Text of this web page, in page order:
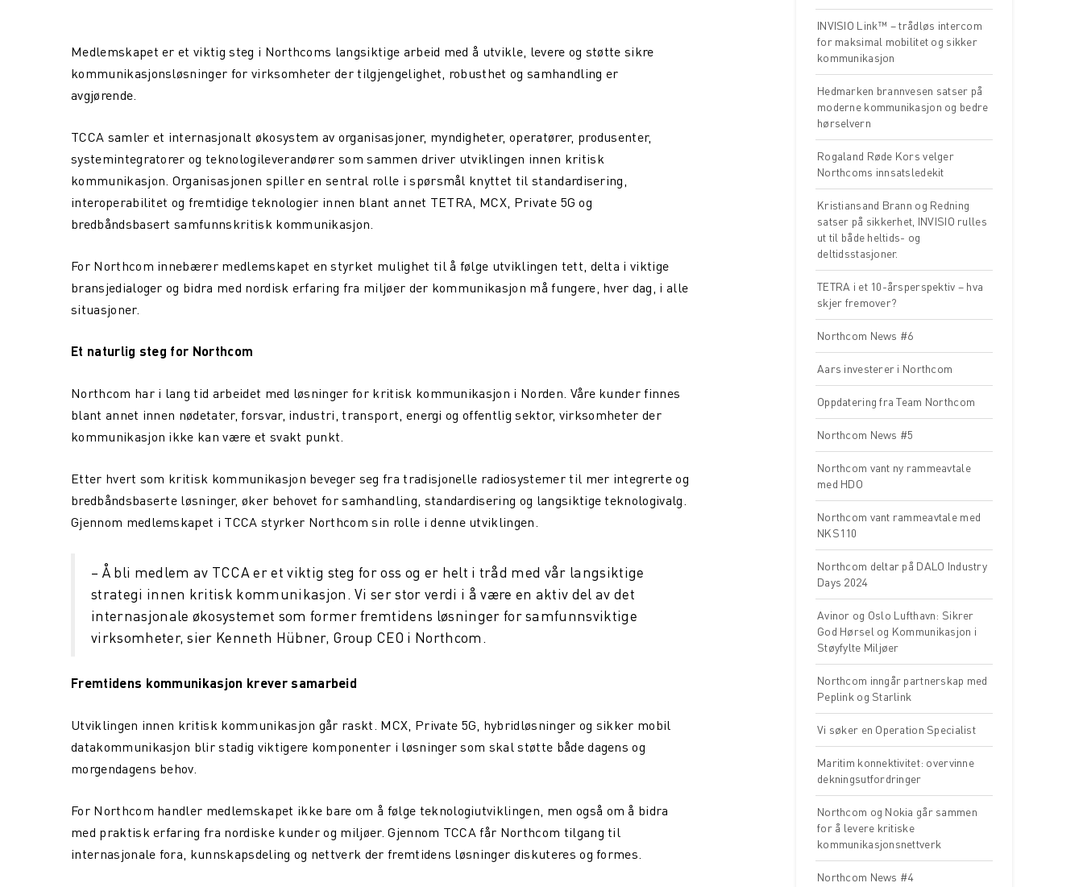
INVISIO Link™ – trådløs intercom
for maksimal mobilitet og sikker
kommunikasjon
Hedmarken brannvesen satser på
moderne kommunikasjon og bedre
hørselvern
Rogaland Røde Kors velger
Northcoms innsatsledekit
Kristiansand Brann og Redning
satser på sikkerhet, INVISIO rulles
ut til både heltids- og
deltidsstasjoner.
TETRA i et 10-årsperspektiv – hva
skjer fremover?
Northcom News #6
Aars investerer i Northcom
Oppdatering fra Team Northcom
Northcom News #5
Northcom vant ny rammeavtale
med HDO
Northcom vant rammeavtale med
NKS110
Northcom deltar på DALO Industry
Days 2024
Avinor og Oslo Lufthavn: Sikrer
God Hørsel og Kommunikasjon i
Støyfylte Miljøer
Northcom inngår partnerskap med
Peplink og Starlink
Vi søker en Operation Specialist
Maritim konnektivitet: overvinne
dekningsutfordringer
Northcom og Nokia går sammen
for å levere kritiske
kommunikasjonsnettverk
Northcom News #4
Medlemskapet er et viktig steg i Northcoms langsiktige arbeid med å utvikle, levere og støtte sikre
kommunikasjonsløsninger for virksomheter der tilgjengelighet, robusthet og samhandling er
avgjørende.
TCCA samler et internasjonalt økosystem av organisasjoner, myndigheter, operatører, produsenter,
systemintegratorer og teknologileverandører som sammen driver utviklingen innen kritisk
kommunikasjon. Organisasjonen spiller en sentral rolle i spørsmål knyttet til standardisering,
interoperabilitet og fremtidige teknologier innen blant annet TETRA, MCX, Private 5G og
bredbåndsbasert samfunnskritisk kommunikasjon.
For Northcom innebærer medlemskapet en styrket mulighet til å følge utviklingen tett, delta i viktige
bransjedialoger og bidra med nordisk erfaring fra miljøer der kommunikasjon må fungere, hver dag, i alle
situasjoner.
Et naturlig steg for Northcom
Northcom har i lang tid arbeidet med løsninger for kritisk kommunikasjon i Norden. Våre kunder finnes
blant annet innen nødetater, forsvar, industri, transport, energi og offentlig sektor, virksomheter der
kommunikasjon ikke kan være et svakt punkt.
Etter hvert som kritisk kommunikasjon beveger seg fra tradisjonelle radiosystemer til mer integrerte og
bredbåndsbaserte løsninger, øker behovet for samhandling, standardisering og langsiktige teknologivalg.
Gjennom medlemskapet i TCCA styrker Northcom sin rolle i denne utviklingen.
– Å bli medlem av TCCA er et viktig steg for oss og er helt i tråd med vår langsiktige
strategi innen kritisk kommunikasjon. Vi ser stor verdi i å være en aktiv del av det
internasjonale økosystemet som former fremtidens løsninger for samfunnsviktige
virksomheter, sier Kenneth Hübner, Group CEO i Northcom.
Fremtidens kommunikasjon krever samarbeid
Utviklingen innen kritisk kommunikasjon går raskt. MCX, Private 5G, hybridløsninger og sikker mobil
datakommunikasjon blir stadig viktigere komponenter i løsninger som skal støtte både dagens og
morgendagens behov.
For Northcom handler medlemskapet ikke bare om å følge teknologiutviklingen, men også om å bidra
med praktisk erfaring fra nordiske kunder og miljøer. Gjennom TCCA får Northcom tilgang til
internasjonale fora, kunnskapsdeling og nettverk der fremtidens løsninger diskuteres og formes.